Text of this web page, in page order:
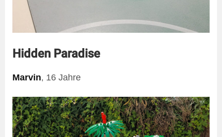
Hidden Paradise
Marvin, 16 Jahre